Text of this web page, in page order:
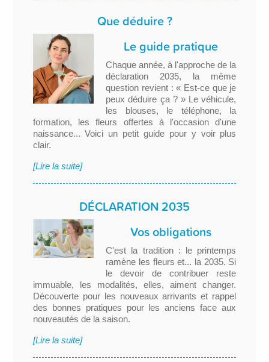
Que déduire ?
Le guide pratique
Chaque année, à l'approche de la
déclaration 2035, la même
question revient : « Est-ce que je
peux déduire ça ? » Le véhicule,
les blouses, le téléphone, la
formation, les fleurs offertes à l'occasion d'une
naissance... Voici un petit guide pour y voir plus
clair.
[Lire la suite]
DÉCLARATION 2035
Vos obligations
C'est la tradition : le printemps
ramène les fleurs et... la 2035. Si
le devoir de contribuer reste
immuable, les modalités, elles, aiment changer.
Découverte pour les nouveaux arrivants et rappel
des bonnes pratiques pour les anciens face aux
nouveautés de la saison.
[Lire la suite]